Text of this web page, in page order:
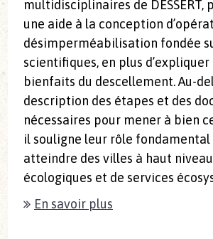
multidisciplinaires de DESSERT,
une aide à la conception
désimperméabilisation fondée
scientifiques, en plus
bienfaits du descellement. Au-
description des étapes et des
nécessaires pour mener à bien
il souligne leur rôle
atteindre des villes à haut
écologiques et de services
En savoir plus